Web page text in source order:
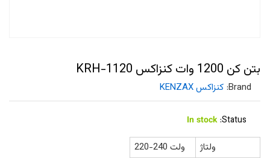
بتن کن 1200 وات کنزاکس KRH-1120
Brand: کنزاکس KENZAX
Status:
In stock
220-240 ولت
ولتاژ